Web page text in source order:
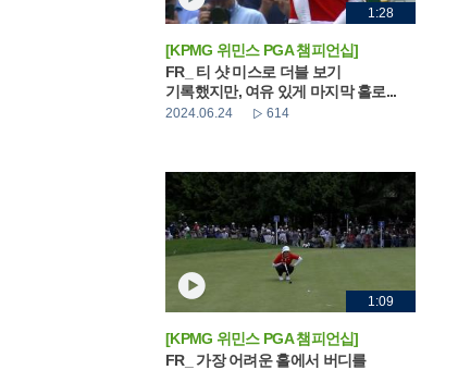
1:28
[KPMG 위민스 PGA 챔피언십]
FR_ 티 샷 미스로 더블 보기
기록했지만, 여유 있게 마지막 홀로...
2024.06.24 614
1:09
[KPMG 위민스 PGA 챔피언십]
FR_ 가장 어려운 홀에서 버디를